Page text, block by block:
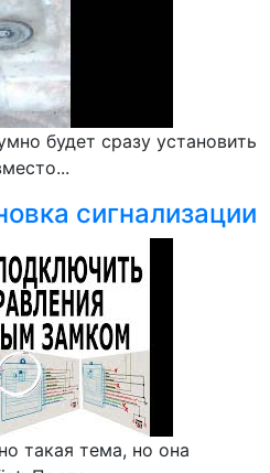
будет сразу установить
сигнализации
такая тема, но она